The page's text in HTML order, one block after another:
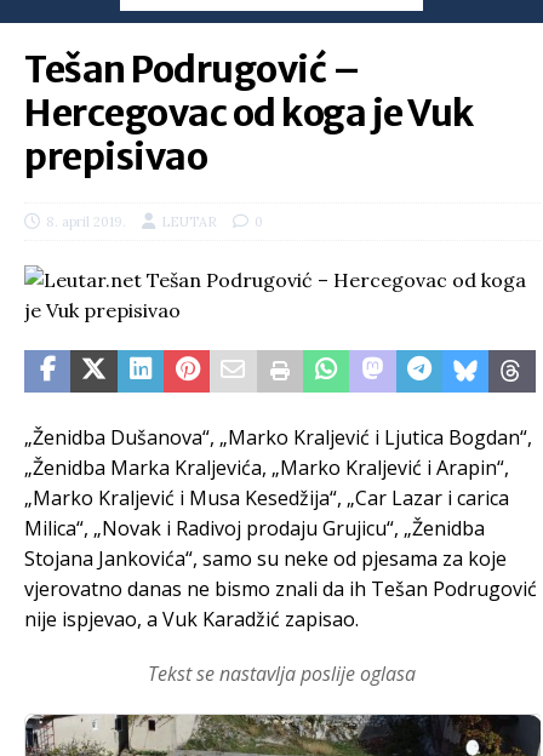
Tešan Podrugović –
Hercegovac od koga je Vuk
prepisivao
8. april 2019. LEUTAR 0
„Ženidba Dušanova“, „Marko Kraljević i Ljutica Bogdan“,
„Ženidba Marka Kraljevića, „Marko Kraljević i Arapin“,
„Marko Kraljević i Musa Kesedžija“, „Car Lazar i carica
Milica“, „Novak i Radivoj prodaju Grujicu“, „Ženidba
Stojana Jankovića“, samo su neke od pjesama za koje
vjerovatno danas ne bismo znali da ih Tešan Podrugović
nije ispjevao, a Vuk Karadžić zapisao.
Tekst se nastavlja poslije oglasa